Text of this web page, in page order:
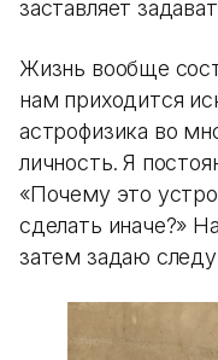
заставляет
Жизнь вообще
нам приходится
астрофизика во
личность. Я
«Почему это
сделать иначе?»
затем задаю